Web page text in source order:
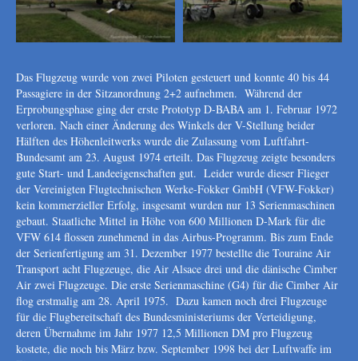
Das Flugzeug wurde von zwei Piloten gesteuert und konnte 40 bis 44
Passagiere in der Sitzanordnung 2+2 aufnehmen. Während der
Erprobungsphase ging der erste Prototyp D-BABA am 1. Februar 1972
verloren. Nach einer Änderung des Winkels der V-Stellung beider
Hälften des Höhenleitwerks wurde die Zulassung vom Luftfahrt-
Bundesamt am 23. August 1974 erteilt. Das Flugzeug zeigte besonders
gute Start- und Landeeigenschaften gut. Leider wurde dieser Flieger
der Vereinigten Flugtechnischen Werke-Fokker GmbH (VFW-Fokker)
kein kommerzieller Erfolg, insgesamt wurden nur 13 Serienmaschinen
gebaut. Staatliche Mittel in Höhe von 600 Millionen D-Mark für die
VFW 614 flossen zunehmend in das Airbus-Programm. Bis zum Ende
der Serienfertigung am 31. Dezember 1977 bestellte die Touraine Air
Transport acht Flugzeuge, die Air Alsace drei und die dänische Cimber
Air zwei Flugzeuge. Die erste Serienmaschine (G4) für die Cimber Air
flog erstmalig am 28. April 1975. Dazu kamen noch drei Flugzeuge
für die Flugbereitschaft des Bundesministeriums der Verteidigung,
deren Übernahme im Jahr 1977 12,5 Millionen DM pro Flugzeug
kostete, die noch bis März bzw. September 1998 bei der Luftwaffe im